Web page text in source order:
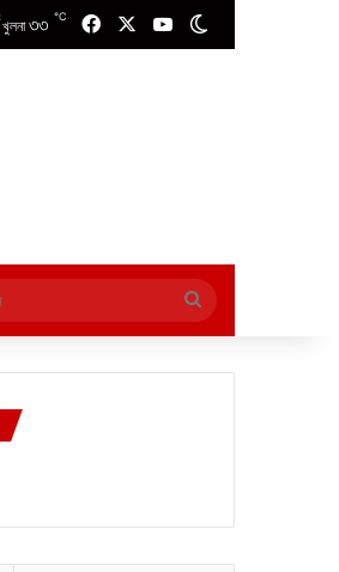
খুলনা ৩৩ ℃ FacebookYouTube
এখানে
খুঁজুন